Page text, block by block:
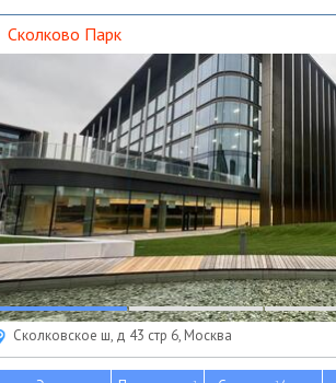
Сколково Парк
Сколковское ш, д 43 стр 6, Москва